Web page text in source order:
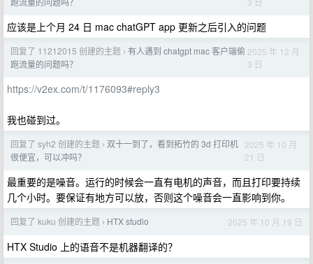
应该是上个月 24 日 mac chatGPT app 更新之后引入的问题
回复了 11212015 创建的主题 › 有人遇到 chatgpt mac 客户端偷
跑流量的问题吗？
2025 年 12 月
3 日
https://v2ex.com/t/1176093#reply3
我也碰到过。
回复了 syh2 创建的主题 › 双十一到了，看到拓竹的 3d 打印机
很便宜，可以冲吗？
2025 年 10 月
21 日
最重要的是噪音。运行的时候会一直有电机的声音，而且打印要持续
几个小时。要保证有地方可以放，否则这个噪音会一直影响到你。
回复了 kuku 创建的主题 › HTX studio 2025 年 10 月 19 日
HTX Studio 上的语音不是机器翻译的？